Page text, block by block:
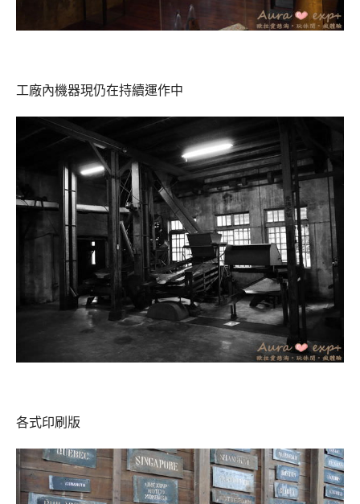
工廠內機器現仍在持續運作中
各式印刷版